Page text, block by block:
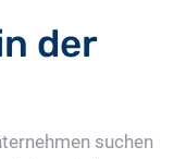
der
suchen